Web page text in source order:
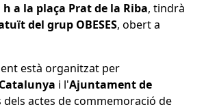
h a la plaça Prat de la Riba, tindrà
del grup OBESES, obert a
està organitzat per
i l'Ajuntament de
dels actes de commemoració de